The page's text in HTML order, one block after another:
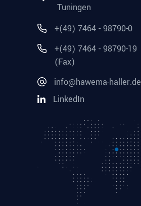
Tuningen
+(49) 7464 - 98790-0
+(49) 7464 - 98790-19
(Fax)
info@hawema-haller.de
LinkedIn